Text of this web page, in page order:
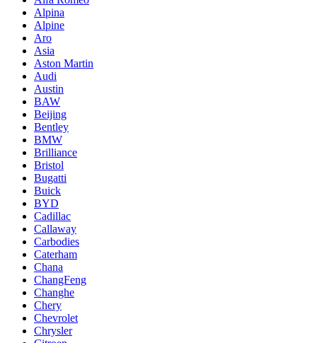
Alpina
Alpine
Aro
Asia
Aston Martin
Audi
Austin
BAW
Beijing
Bentley
BMW
Brilliance
Bristol
Bugatti
Buick
BYD
Cadillac
Callaway
Carbodies
Caterham
Chana
ChangFeng
Changhe
Chery
Chevrolet
Chrysler